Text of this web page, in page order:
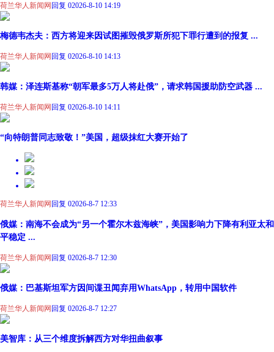
荷兰华人新闻网回复 02026-8-10 14:19
梅德韦杰夫：西方将迎来因试图摧毁俄罗斯所犯下罪行遭到的报复 ...
荷兰华人新闻网 回复 02026-8-10 14:13
韩媒：泽连斯基称“朝军最多5万人将赴俄”，请求韩国援助防空武器 ...
荷兰华人新闻网 回复 02026-8-10 14:11
“向特朗普同志致敬！”美国，超级抹红大赛开始了
荷兰华人新闻网 回复 02026-8-7 12:33
俄媒：南海不会成为“另一个霍尔木兹海峡”，美国影响力下降有利亚太和
平稳定 ...
荷兰华人新闻网 回复 02026-8-7 12:30
俄媒：巴基斯坦军方因间谍丑闻弃用WhatsApp，转用中国软件
荷兰华人新闻网 回复 02026-8-7 12:27
美智库：从三个维度拆解西方对华扭曲叙事